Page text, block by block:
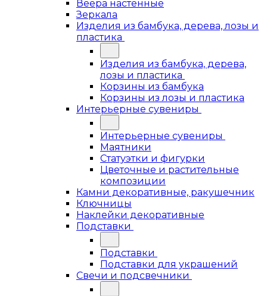
Веера настенные
Зеркала
Изделия из бамбука, дерева, лозы и
пластика
Изделия из бамбука, дерева,
лозы и пластика
Корзины из бамбука
Корзины из лозы и пластика
Интерьерные сувениры
Интерьерные сувениры
Маятники
Статуэтки и фигурки
Цветочные и растительные
композиции
Камни декоративные, ракушечник
Ключницы
Наклейки декоративные
Подставки
Подставки
Подставки для украшений
Свечи и подсвечники